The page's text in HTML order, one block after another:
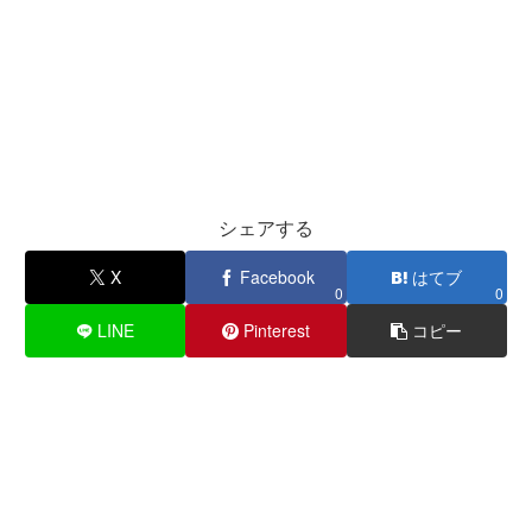
シェアする
X Facebook
0
はてブ
0
LINE Pinterest コピー